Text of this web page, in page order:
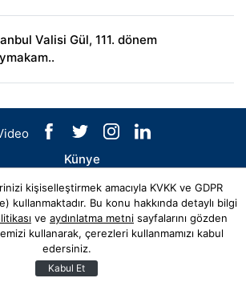
Valisi Gül, 111. dönem
Künye
sigortadan.com.tr Tüm Hakları Saklıdır.
Hibya Haber Ajansı
kişiselleştirmek amacıyla KVKK ve GDPR
kullanmaktadır. Bu konu hakkında detaylı bilgi
ve aydınlatma metni sayfalarını gözden
kullanarak, çerezleri kullanmamızı kabul
edersiniz.
Kabul Et